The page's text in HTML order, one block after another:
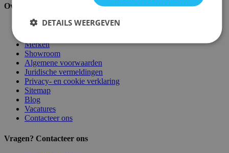
Over ons
Over ons
Merken
Showroom
Algemene voorwaarden
Juridische vermeldingen
Privacy- en cookie verklaring
Sitemap
Blog
Vacatures
Contacteer ons
Vragen? Contacteer ons
DETAILS WEERGEVEN